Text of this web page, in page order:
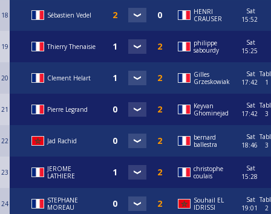
18 Sébastien Vedel
HENRI
CRAUSER
Sat
15:52
19 Thierry Thenaisie
philippe
sabourdy
Sat
15:25
20 Clement Helart
Gilles
Grzeskowiak
Sat
17:42
1
21 Pierre Legrand
Keyvan
Ghominejad
Sat
17:42
3
22 Jad Rachid
bernard
ballestra
Sat
18:46
3
23
JEROME
LATHIERE
christophe
coulais
Sat
15:28
24
STEPHANE
MOREAU
Souhail EL
IDRISSI
Sat
19:01
2